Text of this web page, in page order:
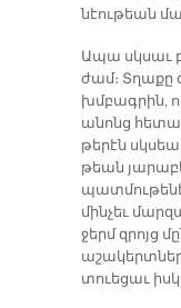
նէու­թեան
Ա­պա սկսաւ
ժամ։ Տղա­քը
խմբագ­րին,
ա­նոնց
թե­րէն
թեան
մին­չեւ
ջերմ զրոյց
տուե­ցաւ